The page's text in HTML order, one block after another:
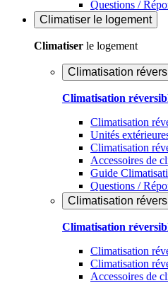
Questions /
Climatiser le logement
Climatiser le logement
Climatisation
Climatisation
Climatisation
Unités
Climatisation
Accessoires de
Guide
Questions /
Climatisation
Climatisation
Climatisation
Climatisation
Accessoires de